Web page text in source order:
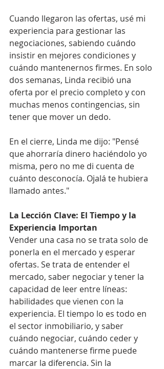
Cuando llegaron las ofertas, usé mi
experiencia para gestionar las
negociaciones, sabiendo cuándo
insistir en mejores condiciones y
cuándo mantenernos firmes. En solo
dos semanas, Linda recibió una
oferta por el precio completo y con
muchas menos contingencias, sin
tener que mover un dedo.
En el cierre, Linda me dijo: "Pensé
que ahorraría dinero haciéndolo yo
misma, pero no me di cuenta de
cuánto desconocía. Ojalá te hubiera
llamado antes."
La Lección Clave: El Tiempo y la
Experiencia Importan
Vender una casa no se trata solo de
ponerla en el mercado y esperar
ofertas. Se trata de entender el
mercado, saber negociar y tener la
capacidad de leer entre líneas:
habilidades que vienen con la
experiencia. El tiempo lo es todo en
el sector inmobiliario, y saber
cuándo negociar, cuándo ceder y
cuándo mantenerse firme puede
marcar la diferencia. Sin la